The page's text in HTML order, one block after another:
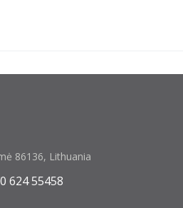
86136, Lithuania
624 55458